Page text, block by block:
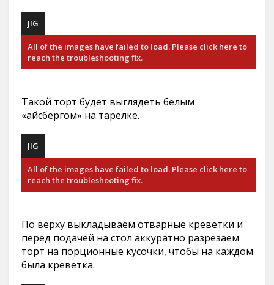
JIG
All of the images have failed to load. Please click here to
reach the troubleshooting fix.
Такой торт будет выглядеть белым
«айсбергом» на тарелке.
JIG
All of the images have failed to load. Please click here to
reach the troubleshooting fix.
По верху выкладываем отварные креветки и
перед подачей на стол аккуратно разрезаем
торт на порционные кусочки, чтобы на каждом
была креветка.